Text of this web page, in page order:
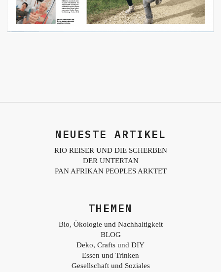
NEUESTE ARTIKEL
RIO REISER UND DIE SCHERBEN
DER UNTERTAN
PAN AFRIKAN PEOPLES ARKTET
THEMEN
Bio, Ökologie und Nachhaltigkeit
BLOG
Deko, Crafts und DIY
Essen und Trinken
Gesellschaft und Soziales